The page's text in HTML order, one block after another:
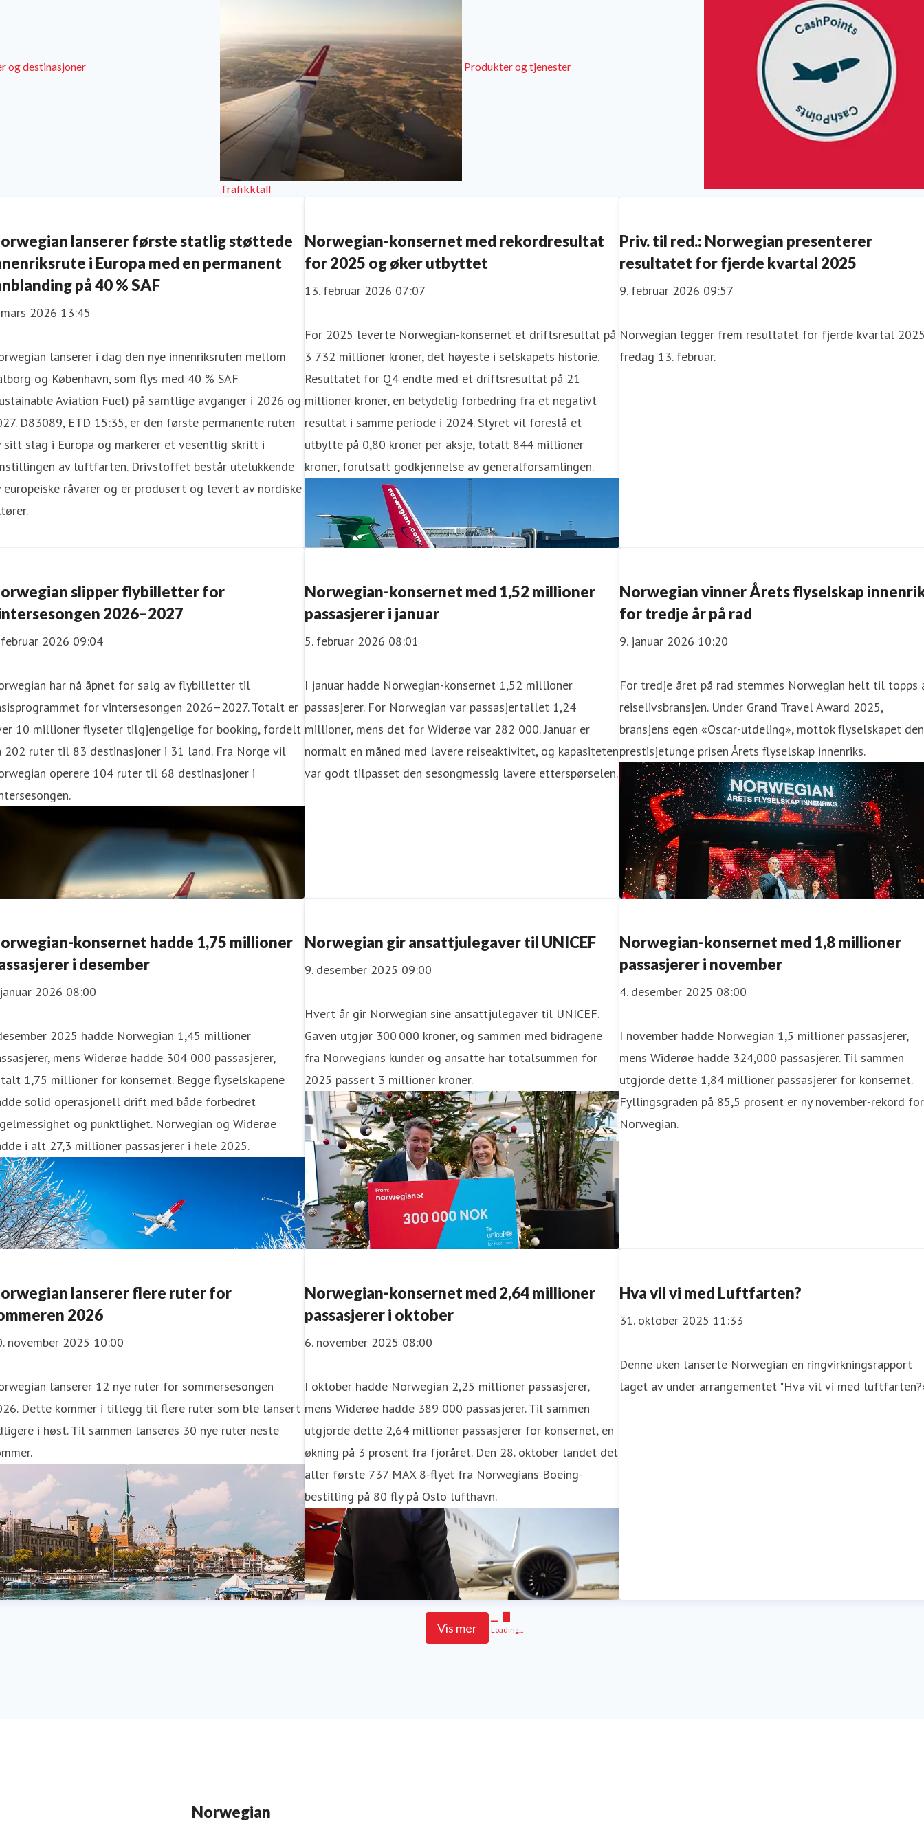
og destinasjoner
Trafikktall
Produkter og tjenester
lanserer første statlig støttede
i Europa med en permanent
på 40 % SAF
2026 13:45
lanserer i dag den nye innenriksruten mellom
og København, som flys med 40 % SAF
Aviation Fuel) på samtlige avganger i 2026 og
D83089, ETD 15:35, er den første permanente ruten
sitt slag i Europa og markerer et vesentlig skritt i
av luftfarten. Drivstoffet består utelukkende
europeiske råvarer og er produsert og levert av nordiske
Norwegian-konsernet med rekordresultat
for 2025 og øker utbyttet
13. februar 2026 07:07
For 2025 leverte Norwegian-konsernet et driftsresultat på
3 732 millioner kroner, det høyeste i selskapets historie.
Resultatet for Q4 endte med et driftsresultat på 21
millioner kroner, en betydelig forbedring fra et negativt
resultat i samme periode i 2024. Styret vil foreslå et
utbytte på 0,80 kroner per aksje, totalt 844 millioner
kroner, forutsatt godkjennelse av generalforsamlingen.
Priv. til red.: Norwegian presenterer
resultatet for fjerde kvartal 2025
9. februar 2026 09:57
Norwegian legger frem resultatet for fjerde kvartal
fredag 13. februar.
slipper flybilletter for
2026–2027
2026 09:04
har nå åpnet for salg av flybilletter til
for vintersesongen 2026–2027. Totalt er
10 millioner flyseter tilgjengelige for booking, fordelt
202 ruter til 83 destinasjoner i 31 land. Fra Norge vil
operere 104 ruter til 68 destinasjoner i
Norwegian-konsernet med 1,52 millioner
passasjerer i januar
5. februar 2026 08:01
I januar hadde Norwegian-konsernet 1,52 millioner
passasjerer. For Norwegian var passasjertallet 1,24
millioner, mens det for Widerøe var 282 000. Januar er
normalt en måned med lavere reiseaktivitet, og kapasiteten
var godt tilpasset den sesongmessig lavere etterspørselen.
Norwegian vinner Årets flyselskap
for tredje år på rad
9. januar 2026 10:20
For tredje året på rad stemmes Norwegian helt til topps
reiselivsbransjen. Under Grand Travel Award 2025,
bransjens egen «Oscar-utdeling», mottok flyselskapet den
prestisjetunge prisen Årets flyselskap innenriks.
konsernet hadde 1,75 millioner
i desember
2026 08:00
2025 hadde Norwegian 1,45 millioner
mens Widerøe hadde 304 000 passasjerer,
1,75 millioner for konsernet. Begge flyselskapene
solid operasjonell drift med både forbedret
og punktlighet. Norwegian og Widerøe
i alt 27,3 millioner passasjerer i hele 2025.
Norwegian gir ansattjulegaver til UNICEF
9. desember 2025 09:00
Hvert år gir Norwegian sine ansattjulegaver til UNICEF.
Gaven utgjør 300 000 kroner, og sammen med bidragene
fra Norwegians kunder og ansatte har totalsummen for
2025 passert 3 millioner kroner.
Norwegian-konsernet med 1,8 millioner
passasjerer i november
4. desember 2025 08:00
I november hadde Norwegian 1,5 millioner passasjerer,
mens Widerøe hadde 324,000 passasjerer. Til sammen
utgjorde dette 1,84 millioner passasjerer for konsernet.
Fyllingsgraden på 85,5 prosent er ny november-rekord for
Norwegian.
lanserer flere ruter for
2026
november 2025 10:00
lanserer 12 nye ruter for sommersesongen
Dette kommer i tillegg til flere ruter som ble lansert
i høst. Til sammen lanseres 30 nye ruter neste
Norwegian-konsernet med 2,64 millioner
passasjerer i oktober
6. november 2025 08:00
I oktober hadde Norwegian 2,25 millioner passasjerer,
mens Widerøe hadde 389 000 passasjerer. Til sammen
utgjorde dette 2,64 millioner passasjerer for konsernet, en
økning på 3 prosent fra fjoråret. Den 28. oktober landet det
aller første 737 MAX 8-flyet fra Norwegians Boeing-
bestilling på 80 fly på Oslo lufthavn.
Hva vil vi med Luftfarten?
31. oktober 2025 11:33
Denne uken lanserte Norwegian en ringvirkningsrapport
laget av under arrangementet "Hva vil vi med
Vis mer Loading...
Norwegian